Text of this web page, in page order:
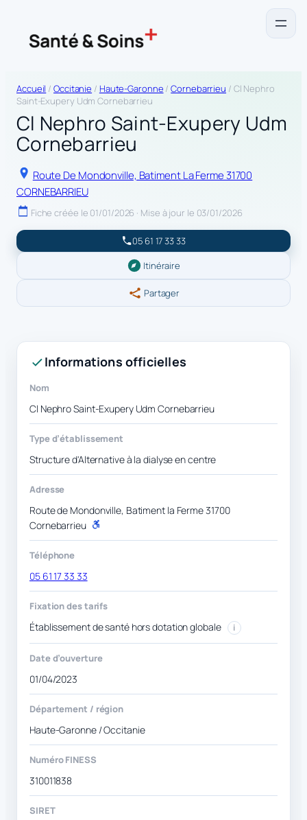
Accueil /Occitanie / Haute-Garonne /Cornebarrieu / Cl Nephro
Saint-Exupery Udm Cornebarrieu
Cl Nephro Saint-Exupery Udm
Cornebarrieu
Route De Mondonville, Batiment La Ferme 31700
CORNEBARRIEU
Fiche créée le 01/01/2026 · Mise à jour le 03/01/2026
05 61 17 33 33
Itinéraire
Partager
Informations officielles
Nom
Cl Nephro Saint-Exupery Udm Cornebarrieu
Type d’établissement
Structure d'Alternative à la dialyse en centre
Adresse
Route de Mondonville, Batiment la Ferme 31700
Cornebarrieu
P
M
Téléphone
05 61 17 33 33
Fixation des tarifs
Établissement de santé hors dotation globale i
Date d’ouverture
01/04/2023
Département / région
Haute-Garonne / Occitanie
Numéro FINESS
310011838
SIRET